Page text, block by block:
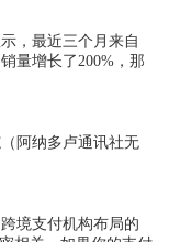
，最近三个月来自
量增长了200%，那
（阿纳多卢通讯社无
境支付机构布局的